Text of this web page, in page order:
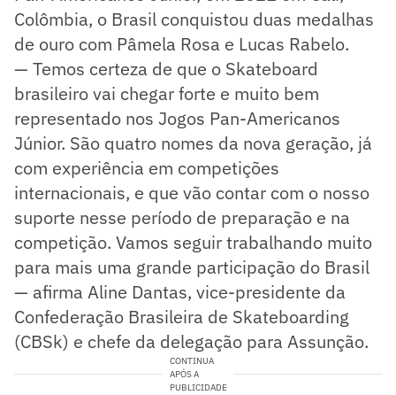
Colômbia, o Brasil conquistou duas medalhas
de ouro com Pâmela Rosa e Lucas Rabelo.
— Temos certeza de que o Skateboard
brasileiro vai chegar forte e muito bem
representado nos Jogos Pan-Americanos
Júnior. São quatro nomes da nova geração, já
com experiência em competições
internacionais, e que vão contar com o nosso
suporte nesse período de preparação e na
competição. Vamos seguir trabalhando muito
para mais uma grande participação do Brasil
— afirma Aline Dantas, vice-presidente da
Confederação Brasileira de Skateboarding
(CBSk) e chefe da delegação para Assunção.
CONTINUA
APÓS A
PUBLICIDADE